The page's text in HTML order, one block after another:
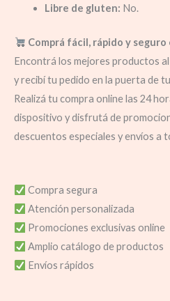
Libre de gluten: No.
Comprá fácil, rápido y seguro
Encontrá los mejores productos
y recibí tu pedido en la puerta de
Realizá tu compra online las 24
dispositivo y disfrutá de
descuentos especiales y envíos a
Compra segura
Atención personalizada
Promociones exclusivas online
Amplio catálogo de productos
Envíos rápidos